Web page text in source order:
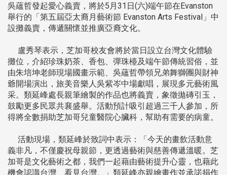
吳蘊哲發起愛心義賣，將於5月31日(六)端午節在Evanston
舉行的「第五屆亞太裔月藝術節 Evanston Arts Festival」中
設攤義賣，傳遞關懷並推廣亞裔文化。
盧秀琴表示，芝加哥校友會將於當日設立台灣文化體驗
攤位，介紹珍珠奶茶、香包、彈珠檯及端午節傳統習俗，並
由朱培坤老師現場國畫示範、吳蘊哲帶領兄弟舞獅團與財神
爺開場演出，旅美音樂人吳紫岑中場獻唱，展現多元藝術風
采。類延峰處長親筆繪製的作品也將義賣，象徵拋磚引玉，
鼓勵更多民眾共襄盛舉。活動預計吸引超過三千人參加，所
得將全數捐助芝加哥兒童醫院心臟科，幫助有需要的病童。
活動現場，類延峰於致詞中表示：「今天的畫飲活動意
義非凡，不僅慶祝母親節，更透過藝術與慈善傳遞溫暖。芝
加哥是文化藝術之都，我們一起藉由藝術提升心靈，也藉此
機會認識台灣、看見台灣。」類延峰亦親繪畫作並承諾捐作